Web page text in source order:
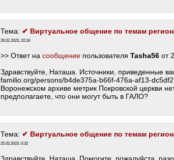
Тема: ✔ Виртуальное общение по темам
26.02.2023, 22:18
>> Ответ на сообщение пользователя Tasha56 от
Здравствуйте, Наташа. Источники, приведенные
familio.org/persons/b4de375a-b66f-476a-af13-
Воронежском архиве метрик Покровской церкви
предполагаете, что они могут быть в ГАЛО?
Тема: ✔ Виртуальное общение по темам
25.02.2023, 0:32